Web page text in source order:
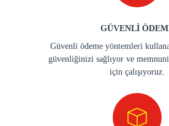
GÜVENLİ
Güvenli ödeme yöntemleri
güvenliğinizi sağlıyor ve
için çalışıyoruz.